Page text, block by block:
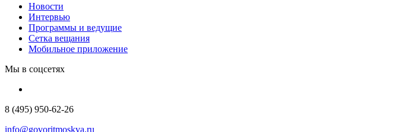
Новости
Интервью
Программы и ведущие
Сетка вещания
Мобильное приложение
Мы в соцсетях
8 (495) 950-62-26
info@govoritmoskva.ru